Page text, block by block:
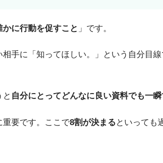
かに行動を促すこと 」です。
手に「知ってほしい。」という自分目
と 自分にとってどんなに良い資料でも一瞬
重要です。ここで8割が決まる といっても